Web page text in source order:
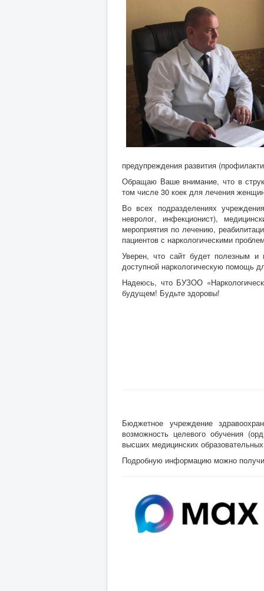
предупреждения развития
Обращаю Ваше внимание, что в
том числе 30 коек для лечения
Во всех подразделениях
невролог, инфекционист),
мероприятия по лечению,
пациентов с наркологическими
Уверен, что сайт будет полезным
доступной наркологическую помощь
Надеюсь, что БУЗОО
будущем! Будьте здоровы!
Бюджетное учреждение
возможность целевого обучения
высших медицинских
Подробную информацию можно